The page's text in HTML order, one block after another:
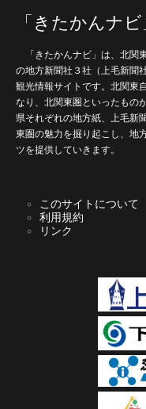
「きたかんナ
「きたかんナビ」は、北関
の地方新聞社３社（上毛新聞
観光情報サイトです。北関東
なり、北関東圏といったもの
県それぞれの地方紙、上毛新
東圏の魅力を掘り起こし、地
ツを提供していきます。
このサイトについて
利用規約
リンク